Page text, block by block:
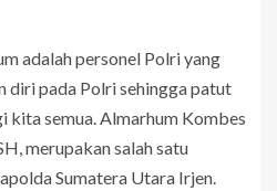
adalah personel Polri yang
diri pada Polri sehingga patut
kita semua. Almarhum Kombes
merupakan salah satu
Sumatera Utara Irjen.